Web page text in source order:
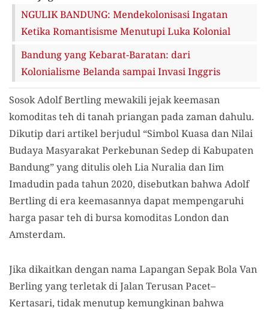
NGULIK BANDUNG: Mendekolonisasi Ingatan
Ketika Romantisisme Menutupi Luka Kolonial
Bandung yang Kebarat-Baratan: dari
Kolonialisme Belanda sampai Invasi Inggris
Sosok Adolf Bertling mewakili jejak keemasan
komoditas teh di tanah priangan pada zaman dahulu.
Dikutip dari artikel berjudul “Simbol Kuasa dan Nilai
Budaya Masyarakat Perkebunan Sedep di Kabupaten
Bandung” yang ditulis oleh Lia Nuralia dan Iim
Imadudin pada tahun 2020, disebutkan bahwa Adolf
Bertling di era keemasannya dapat mempengaruhi
harga pasar teh di bursa komoditas London dan
Amsterdam.
Jika dikaitkan dengan nama Lapangan Sepak Bola Van
Berling yang terletak di Jalan Terusan Pacet–
Kertasari, tidak menutup kemungkinan bahwa